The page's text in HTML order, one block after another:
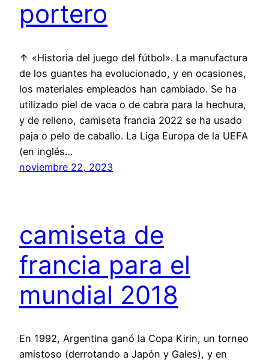
portero
↑ «Historia del juego del fútbol». La manufactura
de los guantes ha evolucionado, y en ocasiones,
los materiales empleados han cambiado. Se ha
utilizado piel de vaca o de cabra para la hechura,
y de relleno, camiseta francia 2022 se ha usado
paja o pelo de caballo. La Liga Europa de la UEFA
(en inglés…
noviembre 22, 2023
camiseta de
francia para el
mundial 2018
En 1992, Argentina ganó la Copa Kirin, un torneo
amistoso (derrotando a Japón y Gales), y en